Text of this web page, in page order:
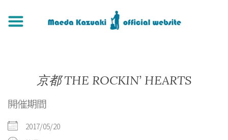
京都 THE ROCKIN’ HEARTS
開催期間
2017/05/20